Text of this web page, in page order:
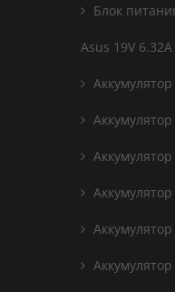
Блок
Asus 19V
Аккумулятор
Аккумулятор